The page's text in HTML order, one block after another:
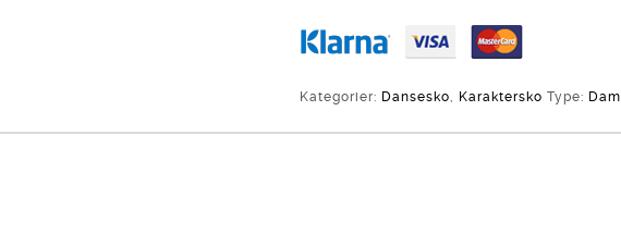
Kategorier: Dansesko, Karaktersko Type: